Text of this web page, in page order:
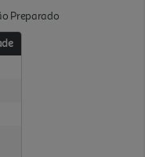
Preparado